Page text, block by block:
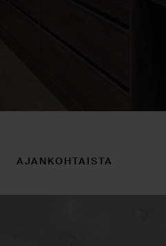
AJANKOHTAISTA